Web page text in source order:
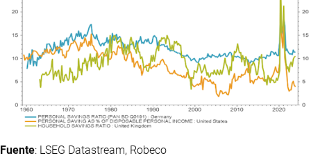
Fuente: LSEG Datastream, Robeco